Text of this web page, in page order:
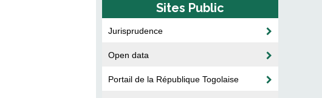
Sites Public
Jurisprudence
Open data
Portail de la République Togolaise